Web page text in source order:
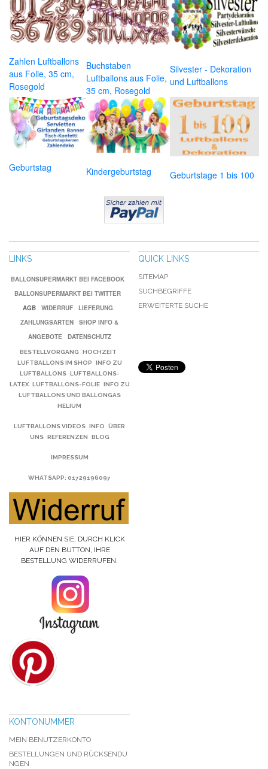
Zahlen Luftballons
aus Folie, 35 cm,
Rosegold
Buchstaben
Luftballons aus Folie,
35 cm, Rosegold
Silvester - Dekoration
und Luftballons
Geburtstag Kindergeburtstag Geburtstage 1 bis 100
LINKS
BALLONSUPERMARKT BEI FACEBOOK
BALLONSUPERMARKT BEI TWITTER
AGB
WIDERRUF
LIEFERUNG
ZAHLUNGSARTEN
SHOP INFO &
ANGEBOTE
DATENSCHUTZ
BESTELLVORGANG
HOCHZEIT
LUFTBALLONS IM SHOP
INFO ZU
LUFTBALLONS LUFTBALLONS-
LATEX LUFTBALLONS-FOLIE INFO ZU
LUFTBALLONS UND BALLONGAS
HELIUM
LUFTBALLONS VIDEOS INFO
ÜBER
UNS REFERENZEN BLOG
IMPRESSUM
WHATSAPP: 01729196097
HIER KÖNNEN SIE, DURCH KLICK
AUF DEN BUTTON, IHRE
BESTELLUNG WIDERRUFEN.
QUICK LINKS
SITEMAP
SUCHBEGRIFFE
ERWEITERTE SUCHE
KONTONUMMER
MEIN BENUTZERKONTO
BESTELLUNGEN UND RÜCKSENDU
NGEN